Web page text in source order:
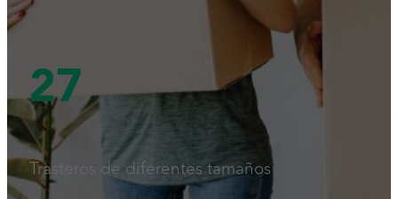
27
Trasteros de diferentes tamaños